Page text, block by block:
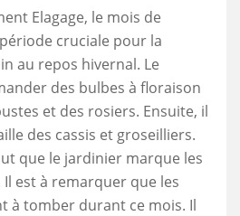
Elagage, le mois de
cruciale pour la
au repos hivernal. Le
des bulbes à floraison
et des rosiers. Ensuite, il
des cassis et groseilliers.
que le jardinier marque les
est à remarquer que les
à tomber durant ce mois. Il